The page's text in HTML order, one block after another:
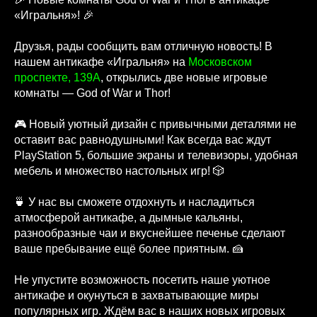
«Игральня»! 🎉
Друзья, рады сообщить вам отличную новость! В
нашем антикафе «Игральня» на Московском
проспекте, 139А, открылись две новые игровые
комнаты — God of War и Thor!
🎮 Новый уютный дизайн с привычными деталями не
оставит вас равнодушными! Как всегда вас ждут
PlayStation 5, большие экраны и телевизоры, удобная
мебель и множество настольных игр! 🎲
🍵 У нас вы сможете отдохнуть и насладиться
атмосферой антикафе, а дымные кальяны,
разнообразные чаи и вкуснейшее печенье сделают
ваше пребывание ещё более приятным. 🍰
Не упустите возможность посетить наше уютное
антикафе и окунуться в захватывающие миры
популярных игр. Ждём вас в наших новых игровых